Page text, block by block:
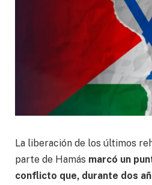
La liberación de los últimos
parte de Hamás marcó un
conflicto que, durante dos